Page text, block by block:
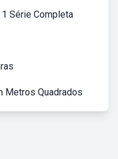
Série Completa
Metros Quadrados